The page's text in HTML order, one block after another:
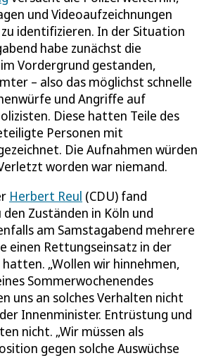
und Videoaufzeichnungen
identifizieren. In der Situation
habe zunächst die
Vordergrund gestanden,
– also das möglichst schnelle
und Angriffe auf
Diese hatten Teile des
Personen mit
Die Aufnahmen würden
worden war niemand.
Herbert Reul (CDU) fand
Zuständen in Köln und
am Samstagabend mehrere
einen Rettungseinsatz in der
„Wollen wir hinnehmen,
Sommerwochenendes
uns an solches Verhalten nicht
Innenminister. Entrüstung und
nicht. „Wir müssen als
gegen solche Auswüchse